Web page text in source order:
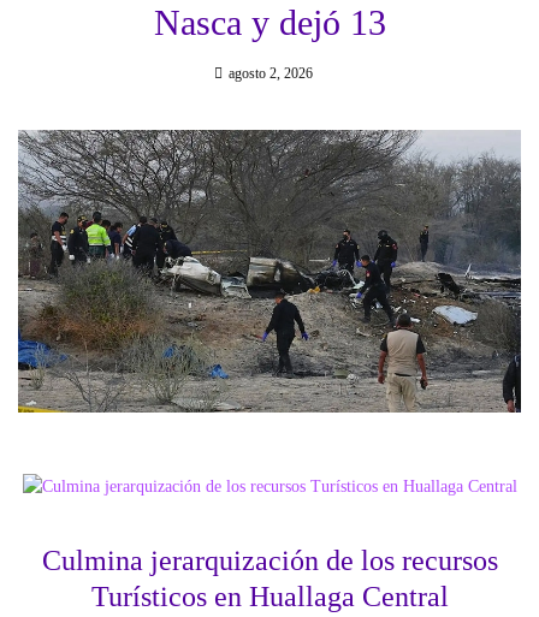
Nasca y dejó 13
agosto 2, 2026
Culmina jerarquización de los recursos
Turísticos en Huallaga Central